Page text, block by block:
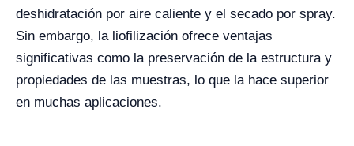
deshidratación por aire caliente y el secado por spray.
Sin embargo, la liofilización ofrece ventajas
significativas como la preservación de la estructura y
propiedades de las muestras, lo que la hace superior
en muchas aplicaciones.